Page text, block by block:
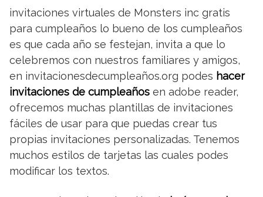
invitaciones virtuales de Monsters inc gratis
para cumpleaños lo bueno de los cumpleaños
es que cada año se festejan, invita a que lo
celebremos con nuestros familiares y amigos,
en invitacionesdecumpleaños.org podes hacer
invitaciones de cumpleaños en adobe reader,
ofrecemos muchas plantillas de invitaciones
fáciles de usar para que puedas crear tus
propias invitaciones personalizadas. Tenemos
muchos estilos de tarjetas las cuales podes
modificar los textos.